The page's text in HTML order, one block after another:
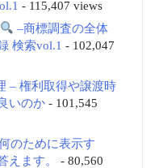
- 115,407 views
–商標調査の全体
検索vol.1 - 102,047
– 権利取得や譲渡時
いのか- 101,545
のために表示す
えます。
- 80,560